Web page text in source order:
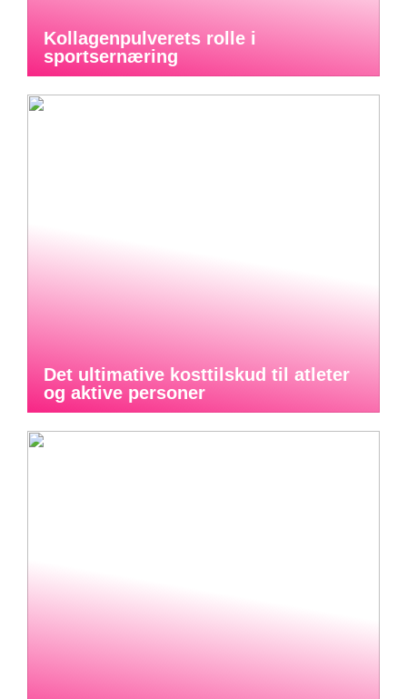
Kollagenpulverets rolle i
sportsernæring
Det ultimative kosttilskud til atleter
og aktive personer